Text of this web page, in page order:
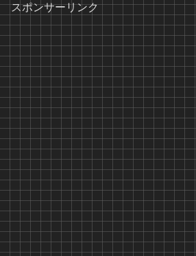
スポンサーリンク